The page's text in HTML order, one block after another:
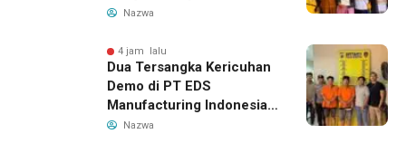
dan Edukasi Pekerja
Nazwa
4 jam lalu
Dua Tersangka Kericuhan
Demo di PT EDS
Manufacturing Indonesia
Ditahan, Polda Banten
Nazwa